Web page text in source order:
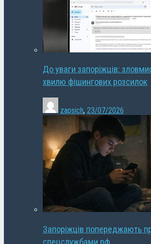
До уваги запоріжців:
хвилю фішингових розсилок
zapsich, 23/07/2026
Запоріжців попереджають